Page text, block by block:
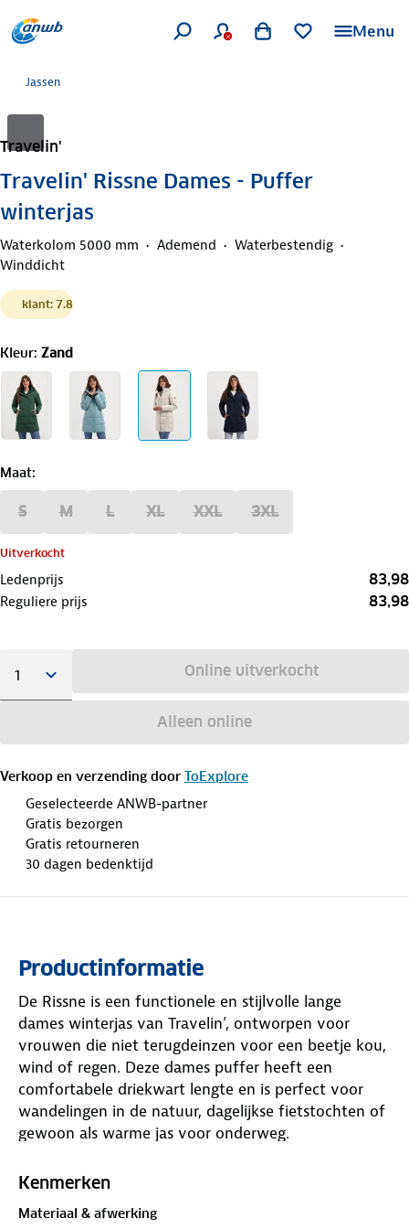
Menu
Jassen
Travelin'
Travelin' Rissne Dames - Puffer
winterjas
Waterkolom 5000 mm Ademend
Waterbestendig
Winddicht
klant: 7.8
Kleur: Zand
Maat:
S M L XL XXL 3XL
Uitverkocht
Ledenprijs 83,98
Reguliere prijs 83,98
Online uitverkocht
Alleen online
Verkoop en verzending door ToExplore
Geselecteerde ANWB-partner
Gratis bezorgen
Gratis retourneren
30 dagen bedenktijd
Productinformatie
De Rissne is een functionele en stijlvolle lange
dames winterjas van Travelin’, ontworpen voor
vrouwen die niet terugdeinzen voor een beetje kou,
wind of regen. Deze dames puffer heeft een
comfortabele driekwart lengte en is perfect voor
wandelingen in de natuur, dagelijkse fietstochten of
gewoon als warme jas voor onderweg.
Gemaakt van een ademende en waterafstotende
Rissne betrouwbare bescherming tegen regen en
Kenmerken
Materiaal & afwerking